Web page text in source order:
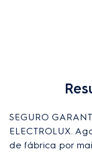
SEGURO
ELECTROLUX.
de fábrica por